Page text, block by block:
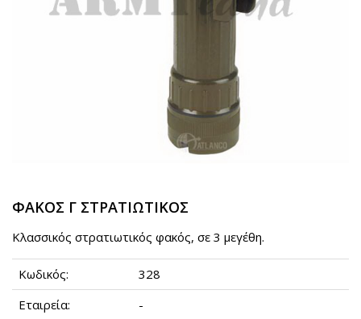
ΦΑΚΟΣ Γ ΣΤΡΑΤΙΩΤΙΚΟΣ
Κλασσικός στρατιωτικός φακός, σε 3 μεγέθη.
Κωδικός:
328
Εταιρεία:
-